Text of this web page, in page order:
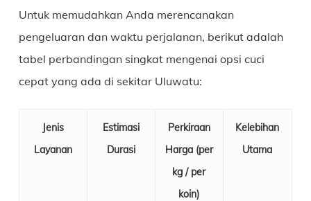
Untuk memudahkan Anda merencanakan
pengeluaran dan waktu perjalanan, berikut adalah
tabel perbandingan singkat mengenai opsi cuci
cepat yang ada di sekitar Uluwatu:
Jenis
Layanan
Estimasi
Durasi
Perkiraan
Harga (per
kg / per
koin)
Kelebihan
Utama